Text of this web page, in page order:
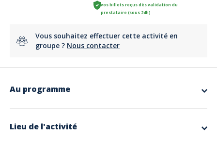
vos billets reçus dès validation du
prestataire (sous 24h)
Vous souhaitez effectuer cette activité en
groupe ? Nous contacter
Au programme
Embarquez au départ du port de Nice pour une croisière inoubliable à
de soleil se refléter sur la Méditerranée tandis que le catamaran jette
Lieu de l'activité